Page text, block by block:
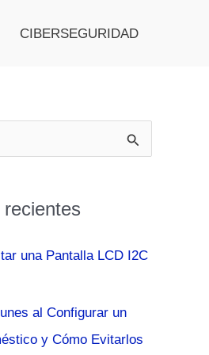
CIBERSEGURIDAD
una Pantalla LCD I2C
al Configurar un
y Cómo Evitarlos